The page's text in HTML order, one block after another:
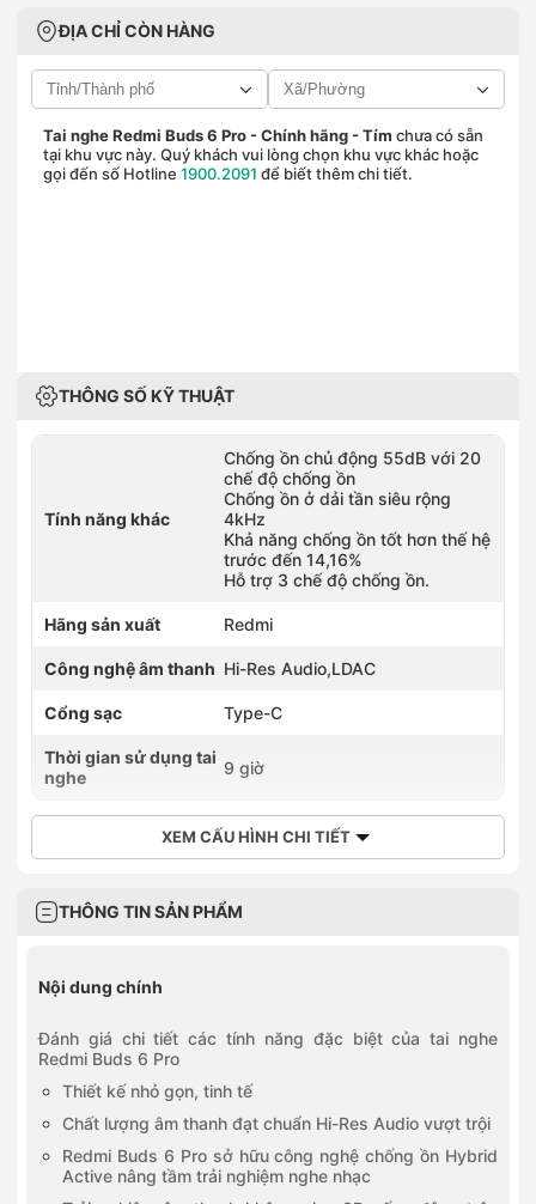
ĐỊA CHỈ CÒN HÀNG
Tai nghe Redmi Buds 6 Pro - Chính hãng - Tím chưa có sẵn
tại khu vực này. Quý khách vui lòng chọn khu vực khác hoặc
gọi đến số Hotline 1900.2091 để biết thêm chi tiết.
THÔNG SỐ KỸ THUẬT
Tính năng khác
Chống ồn chủ động 55dB với 20
chế độ chống ồn
Chống ồn ở dải tần siêu rộng
4kHz
Khả năng chống ồn tốt hơn thế hệ
trước đến 14,16%
Hỗ trợ 3 chế độ chống ồn.
Hãng sản xuất Redmi
Công nghệ âm thanh Hi-Res Audio,LDAC
Cổng sạc Type-C
Thời gian sử dụng tai
nghe
9 giờ
XEM CẤU HÌNH CHI TIẾT
THÔNG TIN SẢN PHẨM
Nội dung chính
Đánh giá chi tiết các tính năng đặc biệt của tai nghe
Redmi Buds 6 Pro
Thiết kế nhỏ gọn, tinh tế
Chất lượng âm thanh đạt chuẩn Hi-Res Audio vượt trội
Redmi Buds 6 Pro sở hữu công nghệ chống ồn Hybrid
Active nâng tầm trải nghiệm nghe nhạc